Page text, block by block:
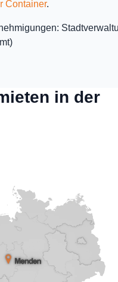
Container.
in der